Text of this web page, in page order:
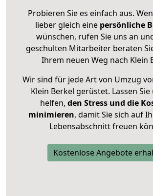
Probieren Sie es einfach aus.
lieber gleich eine persönliche
wünschen, rufen Sie uns an
geschulten Mitarbeiter beraten
Ihrem neuen Weg nach Klein
Wir sind für jede Art von Umzug
Klein Berkel gerüstet. Lassen Sie
helfen, den Stress und die
minimieren, damit Sie sich auf
Lebensabschnitt freuen
Kostenlose Angebote